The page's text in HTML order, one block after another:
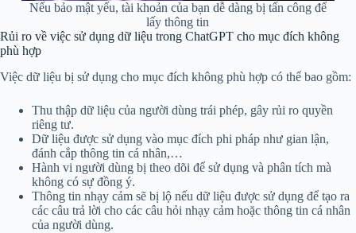
Nếu bảo mật yếu, tài khoản của bạn dễ dàng bị tấn công để
lấy thông tin
Rủi ro về việc sử dụng dữ liệu trong ChatGPT cho mục đích không
phù hợp
Việc dữ liệu bị sử dụng cho mục đích không phù hợp có thể bao gồm:
Thu thập dữ liệu của người dùng trái phép, gây rủi ro quyền
riêng tư.
Dữ liệu được sử dụng vào mục đích phi pháp như gian lận,
đánh cắp thông tin cá nhân,…
Hành vi người dùng bị theo dõi để sử dụng và phân tích mà
không có sự đồng ý.
Thông tin nhạy cảm sẽ bị lộ nếu dữ liệu được sử dụng để tạo ra
các câu trả lời cho các câu hỏi nhạy cảm hoặc thông tin cá nhân
của người dùng.